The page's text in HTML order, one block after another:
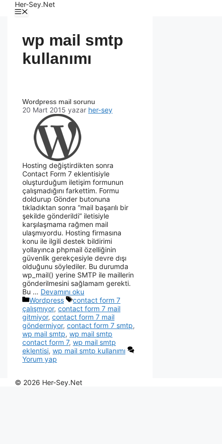
Her-Sey.Net
wp mail smtp
kullanımı
Wordpress mail sorunu
20 Mart 2015 yazar her-sey
Hosting değiştirdikten sonra
Contact Form 7 eklentisiyle
oluşturduğum iletişim formunun
çalışmadığını farkettim. Formu
doldurup Gönder butonuna
tıkladıktan sonra “mail başarılı bir
şekilde gönderildi” iletisiyle
karşılaşmama rağmen mail
ulaşmıyordu. Hosting firmasına
konu ile ilgili destek bildirimi
yollayınca phpmail özelliğinin
güvenlik gerekçesiyle devre dışı
olduğunu söylediler. Bu durumda
wp_mail() yerine SMTP ile maillerin
gönderilmesini sağlamam gerekti.
Bu … Devamını oku
Wordpress
contact form 7
çalışmıyor, contact form 7 mail
gitmiyor, contact form 7 mail
göndermiyor, contact form 7 smtp,
wp mail smtp, wp mail smtp
contact form 7, wp mail smtp
eklentisi, wp mail smtp kullanımı
Yorum yap
© 2026 Her-Sey.Net